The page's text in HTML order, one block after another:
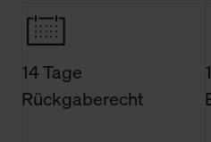
jederzeit Ihre
Einwilligung ist grundsätzlich
Wirkung für die Zukunft
Einwilligung hat jedoch keine
14 Tage
Rückgaberecht